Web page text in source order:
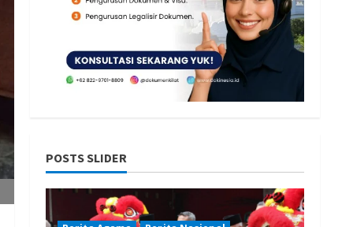
POSTS SLIDER